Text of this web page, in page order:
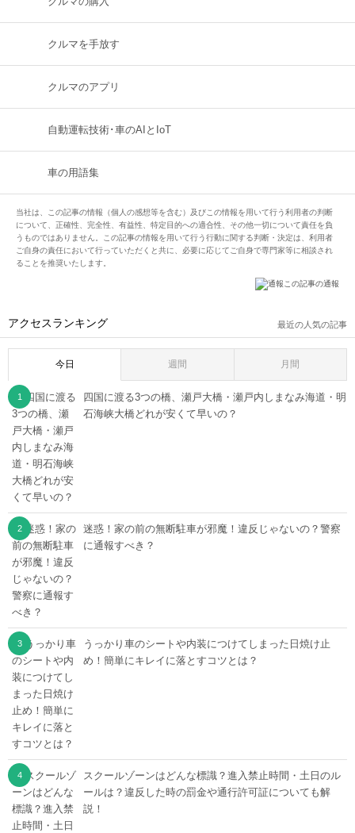
クルマを手放す
クルマのアプリ
自動運転技術･車のAIとIoT
車の用語集
当社は、この記事の情報（個人の感想等を含む）及びこの情報を用いて行う利用者の判断
について、正確性、完全性、有益性、特定目的への適合性、その他一切について責任を負
うものではありません。この記事の情報を用いて行う行動に関する判断・決定は、利用者
ご自身の責任において行っていただくと共に、必要に応じてご自身で専門家等に相談され
ることを推奨いたします。
この記事の通報
アクセスランキング 最近の人気の記事
今日 週間 月間
四国に渡る3つの橋、瀬戸大橋・瀬戸内しまなみ海道・明
石海峡大橋どれが安くて早いの？
迷惑！家の前の無断駐車が邪魔！違反じゃないの？警察
に通報すべき？
うっかり車のシートや内装につけてしまった日焼け止
め！簡単にキレイに落とすコツとは？
スクールゾーンはどんな標識？進入禁止時間・土日のル
ールは？違反した時の罰金や通行許可証についても解
説！